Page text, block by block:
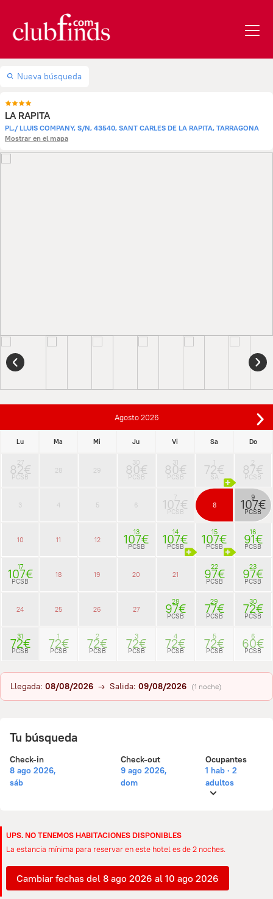
Nueva búsqueda
LA RAPITA
PL./ LLUIS COMPANY, S/N, 43540, SANT CARLES DE LA RAPITA, TARRAGONA
Mostrar en el mapa
Agosto 2026
Lu Ma Mi Ju Vi Sa Do
27
82€
PCSB
28 29
30
80€
PCSB
31
80€
PCSB
1
72€
SA
2
87€
PCSB
3 4 5 6
7
107€
PCSB
8
9
107€
PCSB
10 11 12
13
107€
PCSB
14
107€
PCSB
15
107€
PCSB
16
91€
PCSB
17
107€
PCSB
18 19 20 21
22
97€
PCSB
23
97€
PCSB
24 25 26 27
28
97€
PCSB
29
77€
PCSB
30
72€
PCSB
31
72€
PCSB
1
72€
PCSB
2
72€
PCSB
3
72€
PCSB
4
72€
PCSB
5
72€
PCSB
6
60€
PCSB
Llegada: 08/08/2026 → Salida: 09/08/2026 (1 noche)
Tu búsqueda
Check-in
8 ago 2026,
sáb
Check-out
9 ago 2026,
dom
Ocupantes
1 hab · 2
adultos
UPS. NO TENEMOS HABITACIONES DISPONIBLES
La estancia mínima para reservar en este hotel es de 2 noches.
Cambiar fechas del 8 ago 2026 al 10 ago 2026